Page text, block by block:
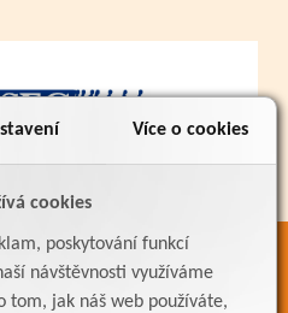
Více o cookies
cookies
poskytování funkcí
návštěvnosti využíváme
tom, jak náš web používáte,